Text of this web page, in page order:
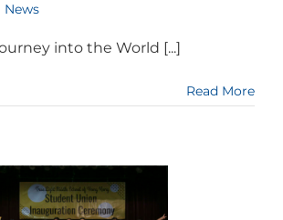
News
into the World [...]
Read More